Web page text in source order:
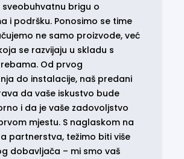
sveobuhvatnu brigu o
i podršku. Ponosimo se time
ne samo proizvode, već
se razvijaju u skladu s
Od prvog
do instalacije, naš predani
da vaše iskustvo bude
i da je vaše zadovoljstvo
mjestu. S naglaskom na
partnerstva, težimo biti više
dobavljača – mi smo vaš